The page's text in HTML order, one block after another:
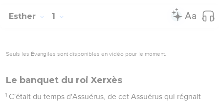
Et chaque jour Mardochée allait et venait devant la cour de
Chaque jeune fille allait à son tour vers le roi Assuérus,
de leur toilette, six mois avec de l'huile de myrrhe, et six
mois avec des aromates et des parfums en usage parmi les